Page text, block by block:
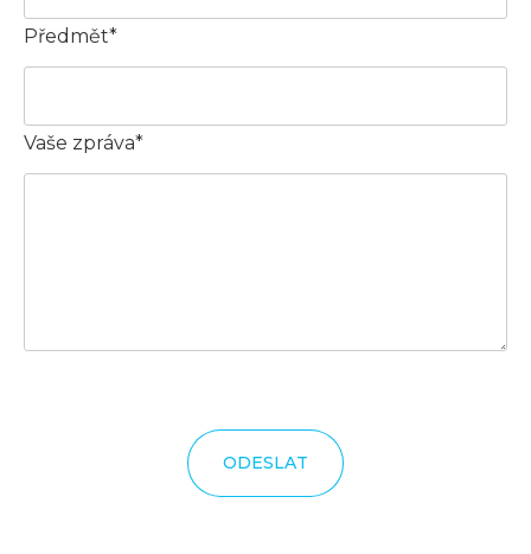
Předmět*
Vaše zpráva*
ODESLAT